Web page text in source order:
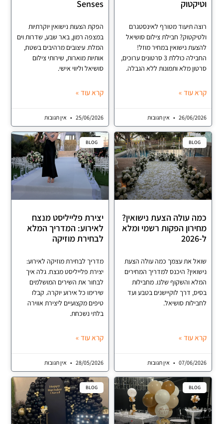
תיעוד מטורף לאינסטגרם
חבילת צילום סושיאל
נישואין במחיר מוזל!
החבילה כוללת 3 סרטונים ערוכים,
מלא ותמונות ללא הגבלה.
עוד »
26/06/ אין תגובות
הפקת הצעות נישואין יוקרתיות
במצפה רמון, באר שבע, שדרות וים
המלח. עיצובים מרהיבים בשטח,
אותיות מוארות, שירותי צילום
סושיאל וליווי אישי.
קרא עוד »
25/06/2026 אין תגובות
עולה הצעת נישואין?
הפקות רשמי ומלא
את עצמך כמה עולה הצעת
היכנס למדריך המחירים
והשקוף שלנו. מחבילות
דרך לוקיישנים בטבע ועד
סושיאל.
עוד »
07/06/ אין תגובות
BLOG
יצירת פלייליסט מנצח
לאירוע: המדריך המלא
לבחירת מוזיקה
מדריך לבחירת מוזיקה לאירוע:
יצירת פלייליסט מנצח. גלה איך
לבחור את השירים המושלמים
שירימו כל אירוע יוקרה. קבלו
טיפים מקצועיים ליצירת אווירה
בלתי נשכחת.
קרא עוד »
28/05/2026 אין תגובות
BLOG